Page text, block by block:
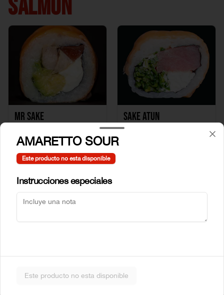
SALMON
Mr Sake
$5.990
Sake Atun
AMARETTO SOUR
Este producto no esta disponible
Instrucciones especiales
Este producto no esta disponible